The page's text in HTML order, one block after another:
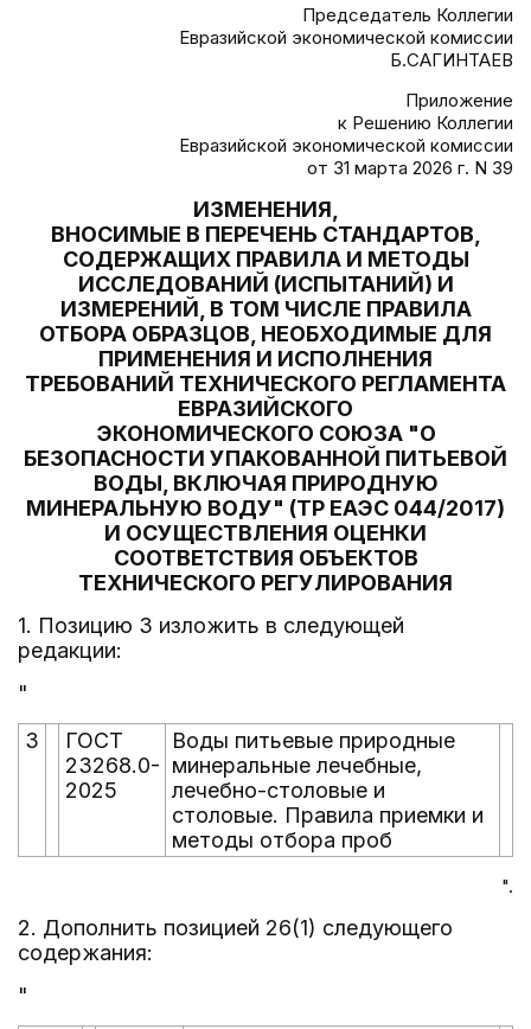
Председатель Коллегии
Евразийской экономической комиссии
Б.САГИНТАЕВ
Приложение
к Решению Коллегии
Евразийской экономической комиссии
от 31 марта 2026 г. N 39
ИЗМЕНЕНИЯ,
ВНОСИМЫЕ В ПЕРЕЧЕНЬ СТАНДАРТОВ,
СОДЕРЖАЩИХ ПРАВИЛА И МЕТОДЫ
ИССЛЕДОВАНИЙ (ИСПЫТАНИЙ) И
ИЗМЕРЕНИЙ, В ТОМ ЧИСЛЕ ПРАВИЛА
ОТБОРА ОБРАЗЦОВ, НЕОБХОДИМЫЕ ДЛЯ
ПРИМЕНЕНИЯ И ИСПОЛНЕНИЯ
ТРЕБОВАНИЙ ТЕХНИЧЕСКОГО РЕГЛАМЕНТА
ЕВРАЗИЙСКОГО
ЭКОНОМИЧЕСКОГО СОЮЗА "О
БЕЗОПАСНОСТИ УПАКОВАННОЙ ПИТЬЕВОЙ
ВОДЫ, ВКЛЮЧАЯ ПРИРОДНУЮ
МИНЕРАЛЬНУЮ ВОДУ" (ТР ЕАЭС 044/2017)
И ОСУЩЕСТВЛЕНИЯ ОЦЕНКИ
СООТВЕТСТВИЯ ОБЪЕКТОВ
ТЕХНИЧЕСКОГО РЕГУЛИРОВАНИЯ
1. Позицию 3 изложить в следующей
редакции:
"
3
ГОСТ
23268.0-
2025
Воды питьевые природные
минеральные лечебные,
лечебно-столовые и
столовые. Правила приемки и
методы отбора проб
".
2. Дополнить позицией 26(1) следующего
содержания:
"